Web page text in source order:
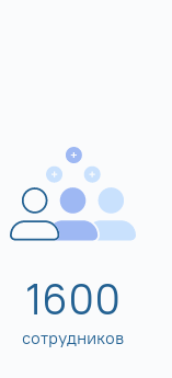
1600
сотрудников